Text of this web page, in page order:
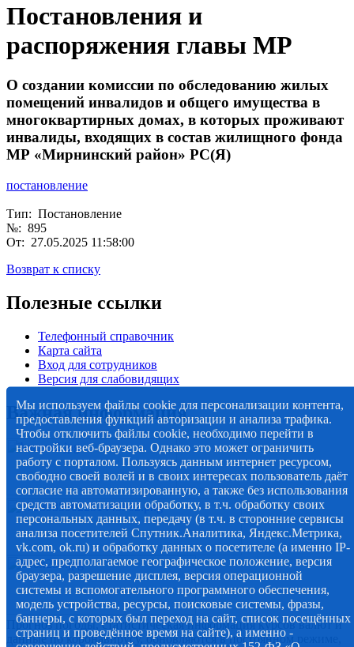
Постановления и
распоряжения главы МР
О создании комиссии по обследованию жилых
помещений инвалидов и общего имущества в
многоквартирных домах, в которых проживают
инвалиды, входящих в состав жилищного фонда
МР «Мирнинский район» РС(Я)
постановление
Тип: Постановление
№: 895
От: 27.05.2025 11:58:00
Возврат к списку
Полезные ссылки
Телефонный справочник
Карта сайта
Вход для сотрудников
Версия для слабовидящих
Важная информация
Прогноз погоды, статистическая информация курсов валют и
данные по коронавирусу, обновляются в постоянном режиме,
Мы используем файлы cookie для персонализации контента,
предоставления функций авторизации и анализа трафика.
Чтобы отключить файлы cookie, необходимо перейти в
настройки веб-браузера. Однако это может ограничить
работу с порталом. Пользуясь данным интернет ресурсом,
свободно своей волей и в своих интересах пользователь даёт
согласие на автоматизированную, а также без использования
средств автоматизации обработку, в т.ч. обработку своих
персональных данных, передачу (в т.ч. в сторонние сервисы
анализа посетителей Спутник.Аналитика, Яндекс.Метрика,
vk.com, ok.ru) и обработку данных о посетителе (а именно IP-
адрес, предполагаемое географическое положение, версия
браузера, разрешение дисплея, версия операционной
системы и вспомогательного программного обеспечения,
модель устройства, ресурсы, поисковые системы, фразы,
баннеры, с которых был переход на сайт, список посещённых
страниц и проведённое время на сайте), а именно -